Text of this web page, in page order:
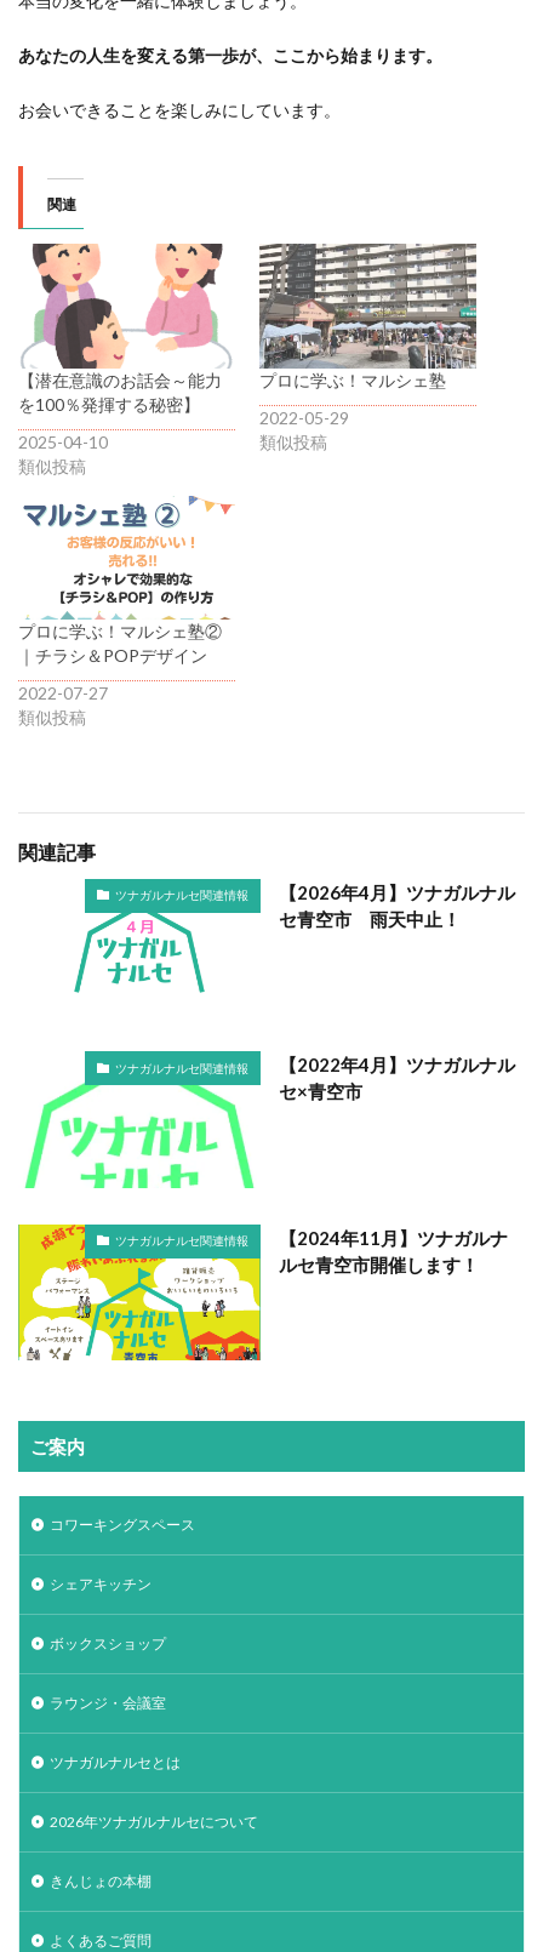
あなたの人生を変える第一歩が、ここから始まります。
お会いできることを楽しみにしています。
関連
【潜在意識のお話会～能力
を100％発揮する秘密】
2025-04-10
類似投稿
プロに学ぶ！マルシェ塾
2022-05-29
類似投稿
プロに学ぶ！マルシェ塾②
｜チラシ＆POPデザイン
2022-07-27
類似投稿
関連記事
ツナガルナルセ関連情報
【2026年4月】ツナガルナル
セ青空市 雨天中止！
ツナガルナルセ関連情報
【2022年4月】ツナガルナル
セ×青空市
ツナガルナルセ関連情報
【2024年11月】ツナガルナ
ルセ青空市開催します！
ご案内
コワーキングスペース
シェアキッチン
ボックスショップ
ラウンジ・会議室
ツナガルナルセとは
2026年ツナガルナルセについて
きんじょの本棚
よくあるご質問